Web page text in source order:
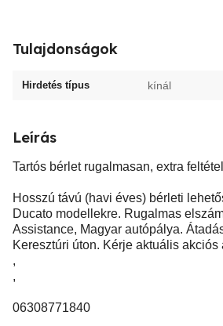
Tulajdonságok
Hirdetés típus kínál
Leírás
Tartós bérlet rugalmasan, extra
Hosszú távú (havi éves) bérleti
Ducato modellekre. Rugalmas
Assistance, Magyar autópálya.
Keresztúri úton. Kérje aktuális akciós
,
,
06308771840